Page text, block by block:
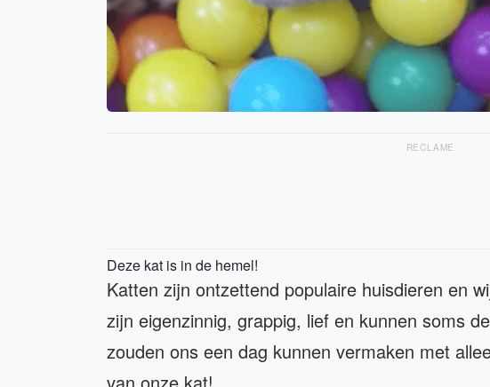
RECLAME
Deze kat is in de hemel!
Katten zijn ontzettend populaire huisdieren en
zijn eigenzinnig, grappig, lief en kunnen soms
zouden ons een dag kunnen vermaken met